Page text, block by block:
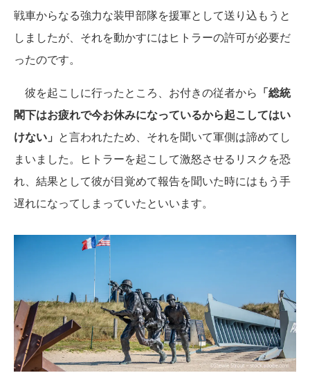
戦車からなる強力な装甲部隊を援軍として送り込もうと
しましたが、それを動かすにはヒトラーの許可が必要だ
ったのです。
彼を起こしに行ったところ、お付きの従者から 「総統
閣下はお疲れで今お休みになっているから起こしてはい
けない」 と言われたため、それを聞いて軍側は諦めてし
まいました。ヒトラーを起こして激怒させるリスクを恐
れ、結果として彼が目覚めて報告を聞いた時にはもう手
遅れになってしまっていたといいます。